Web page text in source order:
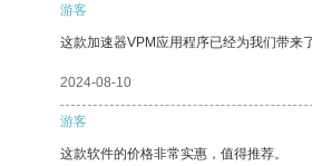
游客
这款加速器VPM应用程序已经为我们带来
2024-08-10
游客
这款软件的价格非常实惠，值得推荐。